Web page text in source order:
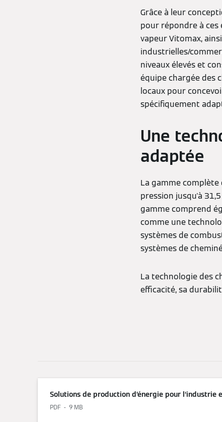
Grâce à leur
pour répondre à ces
vapeur Vitomax,
industrielles/
niveaux élevés et
équipe chargée des
locaux pour
spécifiquement
Une
adaptée
La gamme
pression jusqu'à
gamme comprend
comme une
systèmes de
systèmes de
La technologie des
efficacité, sa
Solutions de production d’énergie pour l‘industrie
PDF 9 MB